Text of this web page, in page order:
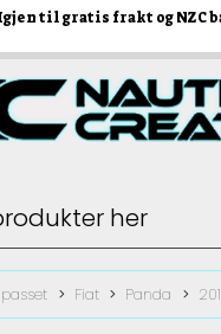
til gratis frakt og NZC
Fiat Panda